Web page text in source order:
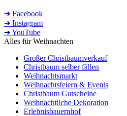
➜ Facebook
➜ Instagram
➜ YouTube
Alles für Weihnachten
Großer Christbaumverkauf
Christbaum selber fällen
Weihnachtsmarkt
Weihnachtsfeiern & Events
Christbaum Gutscheine
Weihnachtliche Dekoration
Erlebnisbauernhof